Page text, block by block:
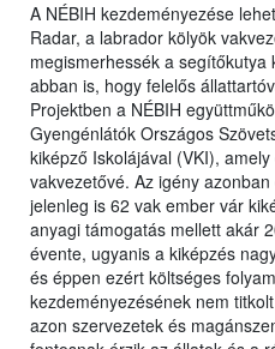
A NÉBIH kezdeményezése
Radar, a labrador kölyök
megismerhessék a
abban is, hogy felelős
Projektben a NÉBIH
Gyengénlátók Országos
kiképző Iskolájával (VKI),
vakvezetővé. Az igény
jelenleg is 62 vak ember vár
anyagi támogatás mellett akár
évente, ugyanis a kiképzés
és éppen ezért költséges
kezdeményezésének nem
azon szervezetek és